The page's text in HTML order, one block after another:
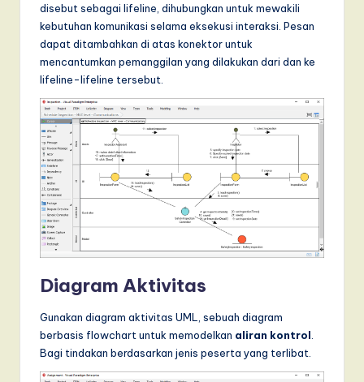
disebut sebagai lifeline, dihubungkan untuk mewakili
kebutuhan komunikasi selama eksekusi interaksi. Pesan
dapat ditambahkan di atas konektor untuk
mencantumkan pemanggilan yang dilakukan dari dan ke
lifeline-lifeline tersebut.
Diagram Aktivitas
Gunakan diagram aktivitas UML, sebuah diagram
berbasis flowchart untuk memodelkan aliran kontrol
Bagi tindakan berdasarkan jenis peserta yang terlibat.